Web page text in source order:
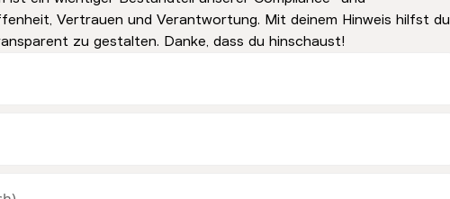
Vertrauen und Verantwortung. Mit deinem Hinweis hilfst du
zu gestalten. Danke, dass du hinschaust!